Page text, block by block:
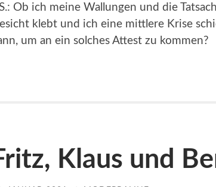
Ob ich meine Wallungen und die
klebt und ich eine mittlere Krise
um an ein solches Attest zu kommen?
Klaus und